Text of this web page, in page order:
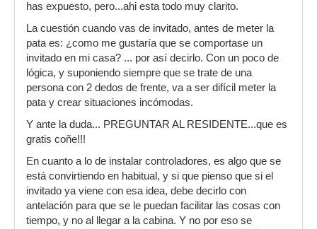
has expuesto, pero...ahi esta todo muy clarito.
La cuestión cuando vas de invitado, antes de meter la
pata es: ¿como me gustaría que se comportase un
invitado en mi casa? ... por así decirlo. Con un poco de
lógica, y suponiendo siempre que se trate de una
persona con 2 dedos de frente, va a ser difícil meter la
pata y crear situaciones incómodas.
Y ante la duda... PREGUNTAR AL RESIDENTE...que es
gratis coñe!!!
En cuanto a lo de instalar controladores, es algo que se
está convirtiendo en habitual, y si que pienso que si el
invitado ya viene con esa idea, debe decirlo con
antelación para que se le puedan facilitar las cosas con
tiempo, y no al llegar a la cabina. Y no por eso se